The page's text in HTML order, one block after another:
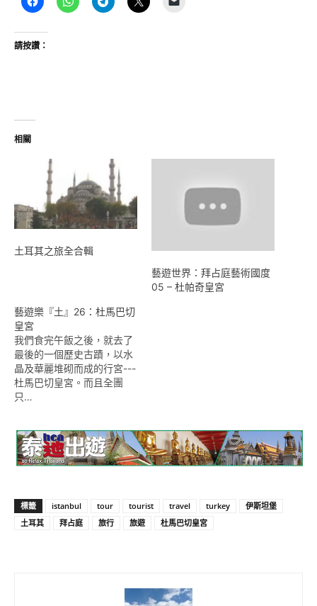
請按讚：
相關
土耳其之旅全合輯
藝遊世界：拜占庭藝術國度
05 – 杜帕奇皇宮
藝遊樂『土』26：杜馬巴切
皇宮
我們食完午飯之後，就去了
最後的一個歷史古蹟，以水
晶及華麗堆砌而成的行宮---
杜馬巴切皇宮。而且全團
只…
標籤 istanbul tour tourist travel turkey
伊斯坦堡
土耳其
拜占庭 旅行 旅遊 杜馬巴切皇宮